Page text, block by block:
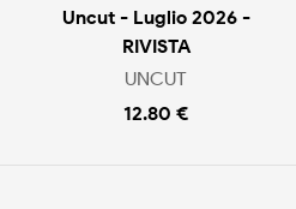
Uncut - Luglio 2026 -
RIVISTA
UNCUT
12.80 €